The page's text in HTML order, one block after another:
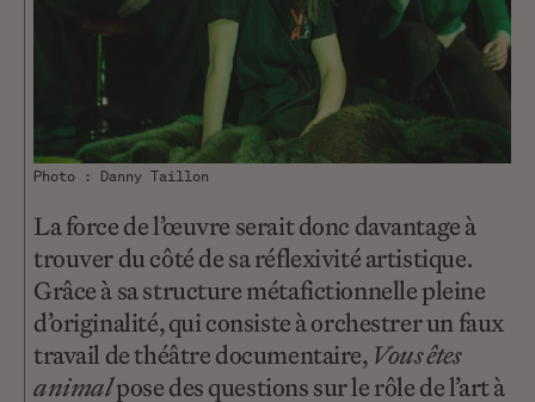
Photo : Danny Taillon
La force de l’œuvre serait donc davantage à
trouver du côté de sa réflexivité artistique.
Grâce à sa structure métafictionnelle pleine
d’originalité, qui consiste à orchestrer un faux
travail de théâtre documentaire, Vous êtes
animalpose des questions sur le rôle de l’art à